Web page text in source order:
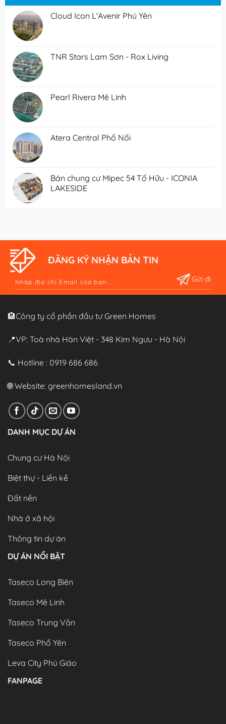
Cloud Icon L'Avenir Phú Yên
TNR Stars Lam Sơn - Rox Living
Pearl Rivera Mê Linh
Atera Central Phố Nối
Bán chung cư Mipec 54 Tố Hữu - ICONIA
LAKESIDE
ĐĂNG KÝ NHẬN BẢN TIN
Alternative:
🏨Công ty cổ phần đầu tư Green Homes
📍VP: Toà nhà Hàn Việt - 348 Kim Ngưu - Hà Nội
📞 Hotline : 0919 686 686
🌐 Website: greenhomesland.vn
DANH MỤC DỰ ÁN
Chung cư Hà Nội
Biệt thự - Liền kề
Đất nền
Nhà ở xã hội
Thông tin dự án
DỰ ÁN NỔI BẬT
Taseco Long Biên
Taseco Mê Linh
Taseco Trung Văn
Taseco Phổ Yên
Leva City Phú Giáo
FANPAGE